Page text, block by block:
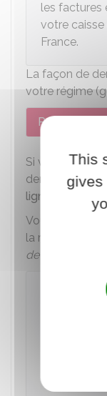
les factures
votre
France.
La façon de
votre régime
Régime
Si vous avez
demander le
ligne
Vous devez
la rubrique
de soins à
Se
effectués
This
gives